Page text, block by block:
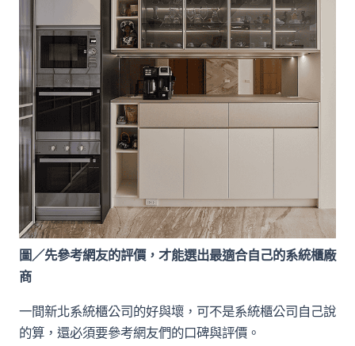
圖／先參考網友的評價，才能選出最適合自己的系統櫃廠
商
一間新北系統櫃公司的好與壞，可不是系統櫃公司自己說
的算，還必須要參考網友們的口碑與評價。